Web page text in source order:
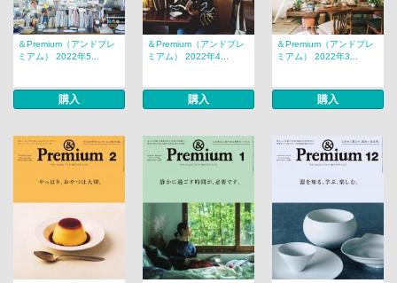
＆Premium（アンドプレ
ミアム） 2022年5...
購入
＆Premium（アンドプレ
ミアム） 2022年4...
購入
＆Premium（アンドプレ
ミアム） 2022年3...
購入